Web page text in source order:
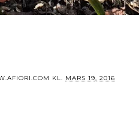
KL. MARS 19, 2016